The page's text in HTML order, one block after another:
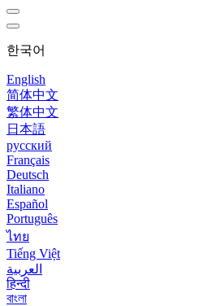
한국어
English
简体中文
繁体中文
日本語
русский
Français
Deutsch
Italiano
Español
Português
ไทย
Tiếng Việt
العربية
हिन्दी
বাংলা